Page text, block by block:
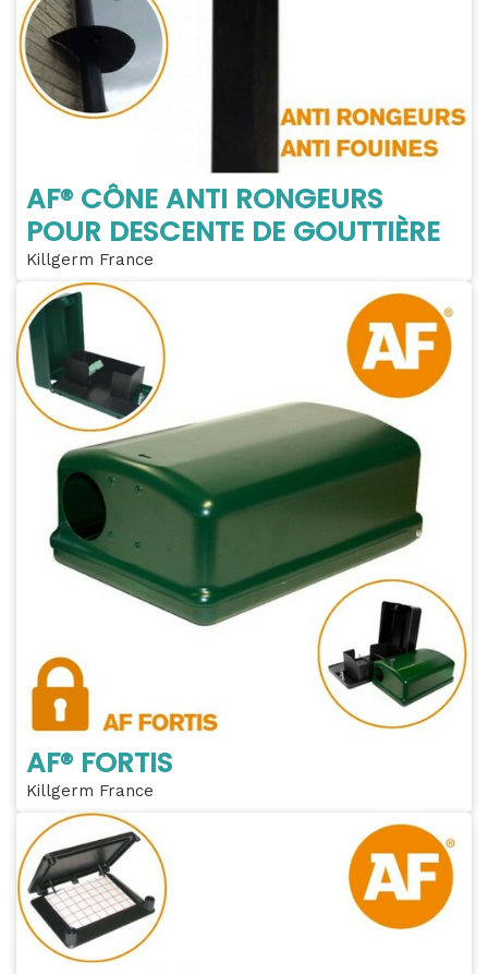
AF® CÔNE ANTI RONGEURS
POUR DESCENTE DE GOUTTIÈRE
Killgerm France
AF® FORTIS
Killgerm France